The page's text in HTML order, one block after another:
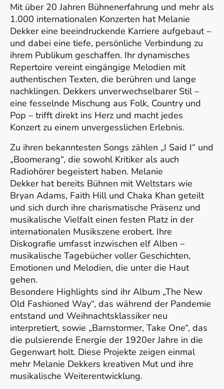
Mit über 20 Jahren Bühnenerfahrung und mehr als
1.000 internationalen Konzerten hat Melanie
Dekker eine beeindruckende Karriere aufgebaut –
und dabei eine tiefe, persönliche Verbindung zu
ihrem Publikum geschaffen. Ihr dynamisches
Repertoire vereint eingängige Melodien mit
authentischen Texten, die berühren und lange
nachklingen. Dekkers unverwechselbarer Stil –
eine fesselnde Mischung aus Folk, Country und
Pop – trifft direkt ins Herz und macht jedes
Konzert zu einem unvergesslichen Erlebnis.
Zu ihren bekanntesten Songs zählen „I Said I“ und
„Boomerang“, die sowohl Kritiker als auch
Radiohörer begeistert haben. Melanie
Dekker hat bereits Bühnen mit Weltstars wie
Bryan Adams, Faith Hill und Chaka Khan geteilt
und sich durch ihre charismatische Präsenz und
musikalische Vielfalt einen festen Platz in der
internationalen Musikszene erobert. Ihre
Diskografie umfasst inzwischen elf Alben –
musikalische Tagebücher voller Geschichten,
Emotionen und Melodien, die unter die Haut
gehen.
Besondere Highlights sind ihr Album „The New
Old Fashioned Way“, das während der Pandemie
entstand und Weihnachtsklassiker neu
interpretiert, sowie „Barnstormer, Take One“, das
die pulsierende Energie der 1920er Jahre in die
Gegenwart holt. Diese Projekte zeigen einmal
mehr Melanie Dekkers kreativen Mut und ihre
musikalische Weiterentwicklung.